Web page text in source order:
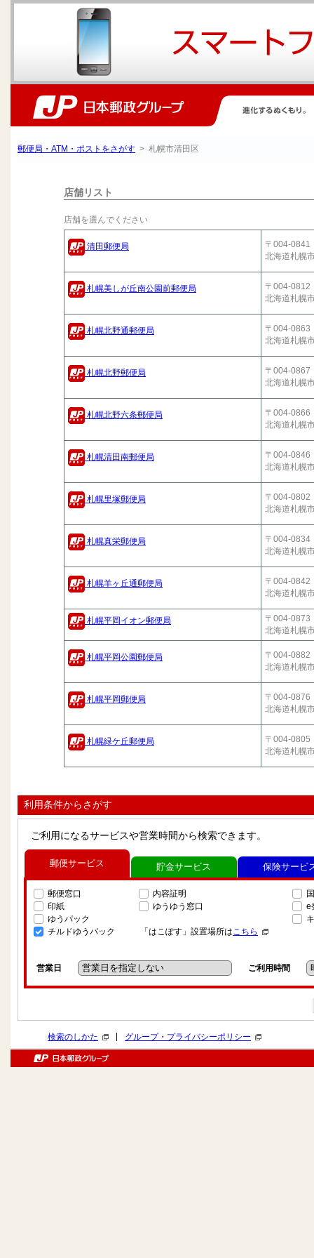
郵便局・ATM・ポストをさがす > 札幌市清田区
店舗リスト
店舗を選んでください
清田郵便局
〒004-0841
北海道札幌
札幌美しが丘南公園前郵便局
〒004-0812
北海道札幌
札幌北野通郵便局
〒004-0863
北海道札幌
札幌北野郵便局
〒004-0867
北海道札幌
札幌北野六条郵便局
〒004-0866
北海道札幌
札幌清田南郵便局
〒004-0846
北海道札幌
札幌里塚郵便局
〒004-0802
北海道札幌
札幌真栄郵便局
〒004-0834
北海道札幌
札幌羊ヶ丘通郵便局
〒004-0842
北海道札幌
札幌平岡イオン郵便局
〒004-0873
北海道札幌
札幌平岡公園郵便局
〒004-0882
北海道札幌
札幌平岡郵便局
〒004-0876
北海道札幌
札幌緑ケ丘郵便局
〒004-0805
北海道札幌
利用条件からさがす
ご利用になるサービスや営業時間から検索できます。
郵便サービス
郵便窓口
印紙
ゆうパック
チルドゆうパック
内容証明
ゆうゆう窓口
「はこぽす」設置場所はこちら
e
営業日 ご利用時間
貯金サービス 保険サービ
検索のしかた グループ・プライバシーポリシー